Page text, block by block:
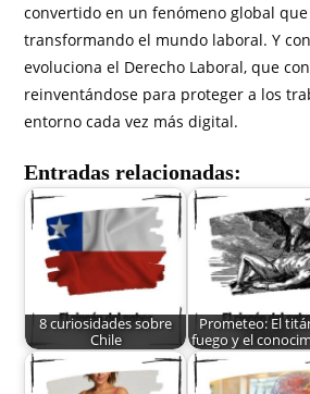
convertido en un fenómeno global
transformando el mundo laboral. Y
evoluciona el Derecho Laboral, que
reinventándose para proteger a los
entorno cada vez más digital.
Entradas relacionadas:
8 curiosidades sobre
Chile
Prometeo: El
fuego y el